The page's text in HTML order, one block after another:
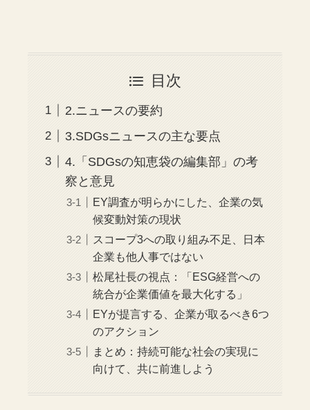
目次
2.ニュースの要約
3.SDGsニュースの主な要点
4.「SDGsの知恵袋の編集部」の考
察と意見
EY調査が明らかにした、企業の気
候変動対策の現状
スコープ3への取り組み不足、日本
企業も他人事ではない
松尾社長の視点：「ESG経営への
統合が企業価値を最大化する」
EYが提言する、企業が取るべき6つ
のアクション
まとめ：持続可能な社会の実現に
向けて、共に前進しよう